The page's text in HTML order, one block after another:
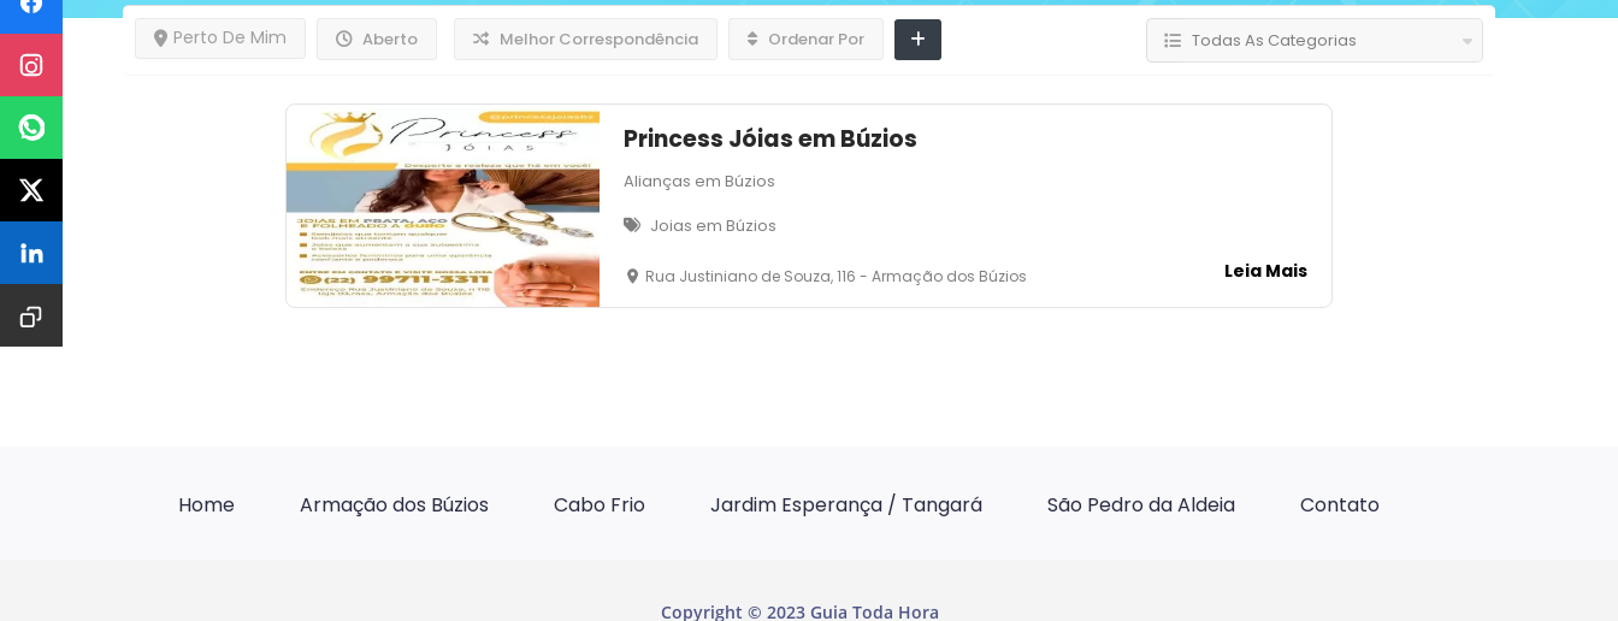
Aberto
Perto De Mim Melhor Correspondência Ordenar Por Todas As Categorias
Princess Jóias em Búzios
Alianças em Búzios
Joias em Búzios
Rua Justiniano de Souza, 116 - Armação dos Búzios Leia Mais
Home Armação dos Búzios Cabo Frio Jardim Esperança / Tangará São Pedro da Aldeia Contato
Copyright © 2023 Guia Toda Hora